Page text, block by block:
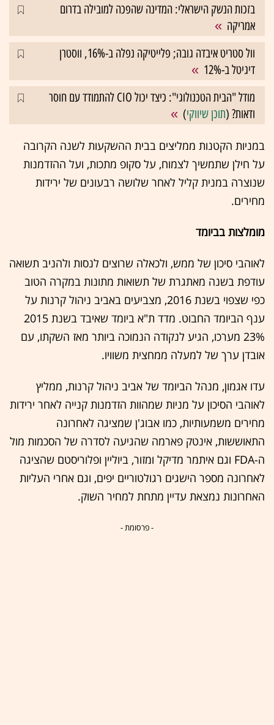
בזכות הנשק הישראלי: המדינה שהפכה למובילה בדרום
אמריקה
וול סטריט איבדה גובה; פלייטיקה נפלה ב-16%, ווסטרן
דיגיטל ב-12%
מודל "הבית הטכנולוגי": כיצד יכול CIO להתמודד עם חוסר
ודאות? (תוכן שיווקי)
במניות הקטנות ממליצים בבית ההשקעות לשנה הקרובה
על חילן שתמשיך לצמוח, על סקופ מתכות, ועל ההזדמנות
שנוצרה במנית קליל לאחר שלושה רבעונים של ירידות
מחירים.
מומלצות בביומד
לאוהבי סיכון של ממש, ולכאלה שרוצים לנסות ולהניב תשואה
עודפת בשנה מאתגרת של תשואות מתונות במקרה הטוב
כפי שצפוי בשנת 2016, מצביעים באביב ניהול קרנות על
ענף הביומד החבוט. מדד ת"א ביומד שאיבד בשנת 2015
23% מערכו, הגיע לנקודה הנמוכה ביותר מאז השקתו, עם
אובדן ערך של למעלה ממחצית משוויו.
עדו אגמון, מנהל הביומד של אביב ניהול קרנות, ממליץ
לאוהבי הסיכון על מניות שמהוות הזדמנות קנייה לאחר ירידות
מחירים משמעותיות, כמו אבוג'ן שמציגה לאחרונה
התאוששות, אינטק פארמה שהגיעה לסדרה של הסכמות מול
ה-FDA וגם איתמר מדיקל ומזור, ביוליין ופלוריסטם שהציגה
לאחרונה מספר הישגים רגולטוריים יפים, וגם אחרי העליות
האחרונות נמצאת עדיין מתחת למחיר השוק.
- פרסומת -